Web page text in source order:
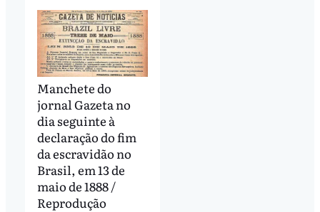
Manchete do
jornal Gazeta no
dia seguinte à
declaração do fim
da escravidão no
Brasil, em 13 de
maio de 1888 /
Reprodução